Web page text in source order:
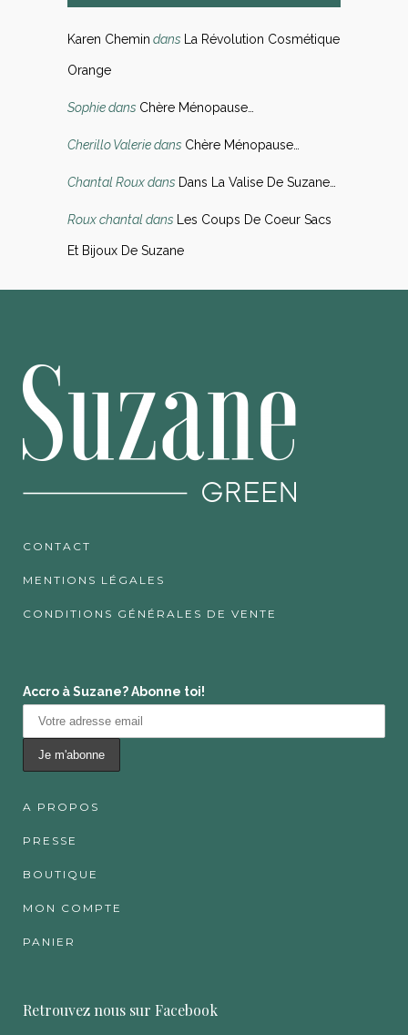
Karen Chemin dans La Révolution Cosmétique
Orange
Sophiedans Chère Ménopause…
Cherillo Valeriedans Chère Ménopause…
Chantal Rouxdans Dans La Valise De Suzane…
Roux chantaldans Les Coups De Coeur Sacs
Et Bijoux De Suzane
CONTACT
MENTIONS LÉGALES
CONDITIONS GÉNÉRALES DE VENTE
Accro à Suzane? Abonne toi!
A PROPOS
PRESSE
BOUTIQUE
MON COMPTE
PANIER
Retrouvez nous sur Facebook